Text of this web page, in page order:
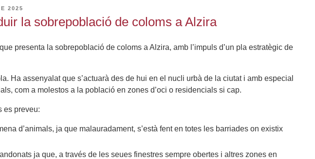
2025
la sobrepoblació de coloms a Alzira
presenta la sobrepoblació de coloms a Alzira, amb l’impuls d’un pla estratègic de
Ha assenyalat que s’actuarà des de hui en el nucli urbà de la ciutat i amb especial
com a molestos a la població en zones d’oci o residencials si cap.
es preveu:
d’animals, ja que malauradament, s’està fent en totes les barriades on existix
ja que, a través de les seues finestres sempre obertes i altres zones en